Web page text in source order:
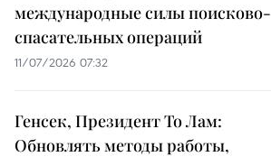
международные силы поисково-
спасательных операций
11/07/2026 07:32
Генсек, Президент То Лам:
Обновлять методы работы,